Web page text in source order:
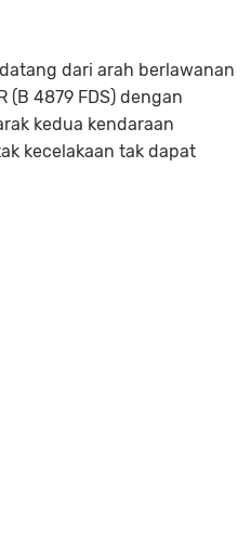
dari arah berlawanan
(B 4879 FDS) dengan
kedua kendaraan
kecelakaan tak dapat